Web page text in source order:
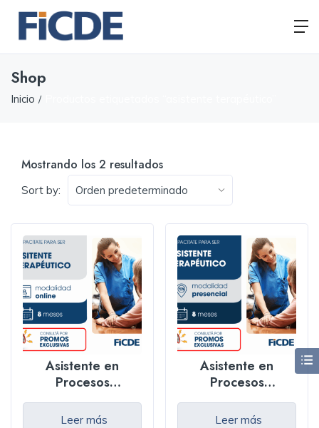
Shop
Inicio
Mostrando los 2 resultados
Sort by:
Asistente en
Procesos
Terapéuticos y
Especializados –
Leer más
Asistente en
Procesos
Terapéuticos y
Especializados –
Leer más